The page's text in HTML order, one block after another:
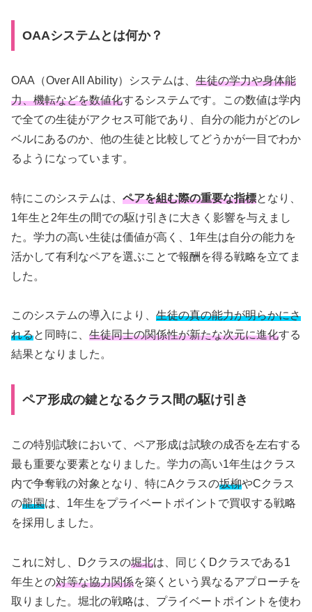
OAAシステムとは何か？
OAA（Over All Ability）システムは、 生徒の学力や身体能
力、機転などを数値化するシステムです。この数値は学内
で全ての生徒がアクセス可能であり、自分の能力がどのレ
ベルにあるのか、他の生徒と比較してどうかが一目でわか
るようになっています。
特にこのシステムは、 ペアを組む際の重要な指標となり、
1年生と2年生の間での駆け引きに大きく影響を与えまし
た。学力の高い生徒は価値が高く、1年生は自分の能力を
活かして有利なペアを選ぶことで報酬を得る戦略を立てま
した。
このシステムの導入により、 生徒の真の能力が明らかにさ
れると同時に、 生徒同士の関係性が新たな次元に進化する
結果となりました。
ペア形成の鍵となるクラス間の駆け引き
この特別試験において、ペア形成は試験の成否を左右する
最も重要な要素となりました。学力の高い1年生はクラス
内で争奪戦の対象となり、特にAクラスの坂柳やCクラス
の龍園は、1年生をプライベートポイントで買収する戦略
を採用しました。
これに対し、Dクラスの堀北は、同じくDクラスである1
年生との対等な協力関係を築くという異なるアプローチを
取りました。堀北の戦略は、プライベートポイントを使わ